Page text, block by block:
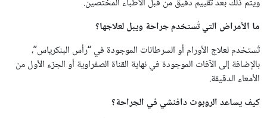
ويتم ذلك بعد تقييم دقيق من قبل الأطباء المختصين.
ما الأمراض التي تُستخدم جراحة ويبل لعلاجها؟
تُستخدم لعلاج الأورام أو السرطانات الموجودة في “رأس البنكرياس”،
بالإضافة إلى الآفات الموجودة في نهاية القناة الصفراوية أو الجزء الأول من
الأمعاء الدقيقة.
كيف يساعد الروبوت دافنشي في الجراحة؟